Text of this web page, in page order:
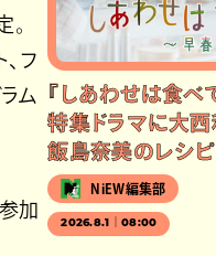
。
フ
ム
加
『しあわせは食べ
特集ドラマに大西
飯島奈美のレシ
NiEW編集部
2026.8.1｜08:00